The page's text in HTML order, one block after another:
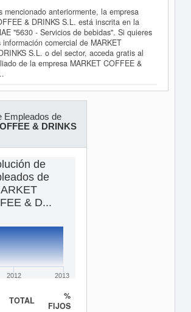
mencionado anteriormente, la empresa
& DRINKS S.L. está inscrita en la
"5630 - Servicios de bebidas". Si quieres
información comercial de MARKET
S.L. o del sector, acceda gratis al
de la empresa MARKET COFFEE &
Empleados de
& DRINKS
de
de
& D...
2012 2013
TOTAL
%
FIJOS